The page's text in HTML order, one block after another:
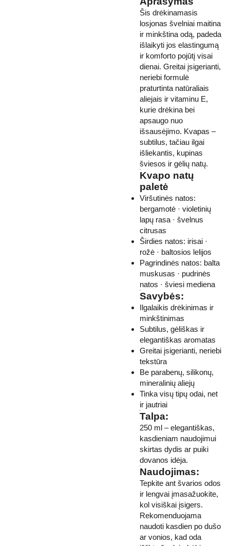
Šis drėkinamasis
losjonas švelniai maitina
ir minkština odą, padeda
išlaikyti jos elastingumą
ir komforto pojūtį visai
dienai. Greitai įsigerianti,
neriebi formulė
praturtinta natūraliais
aliejais ir vitaminu E,
kurie drėkina bei
apsaugo nuo
išsausėjimo. Kvapas –
subtilus, tačiau ilgai
išliekantis, kupinas
šviesos ir gėlių natų.
Kvapo natų
paletė
Viršutinės natos:
bergamotė · violetinių
lapų rasa · švelnus
citrusas
Širdies natos: irisai ·
rožė · baltosios lelijos
Pagrindinės natos: balta
muskusas · pudrinės
natos · šviesi mediena
Savybės:
Ilgalaikis drėkinimas ir
minkštinimas
Subtilus, gėliškas ir
elegantiškas aromatas
Greitai įsigerianti, neriebi
tekstūra
Be parabenų, silikonų,
mineralinių aliejų
Tinka visų tipų odai, net
ir jautriai
Talpa:
250 ml – elegantiškas,
kasdieniam naudojimui
skirtas dydis ar puiki
dovanos idėja.
Naudojimas:
Tepkite ant švarios odos
ir lengvai įmasažuokite,
kol visiškai įsigers.
Rekomenduojama
naudoti kasdien po dušo
ar vonios, kad oda